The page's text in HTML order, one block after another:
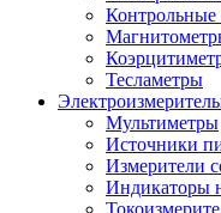
Тесламетры
Мультиметры
Источники
Измерители
Индикаторы